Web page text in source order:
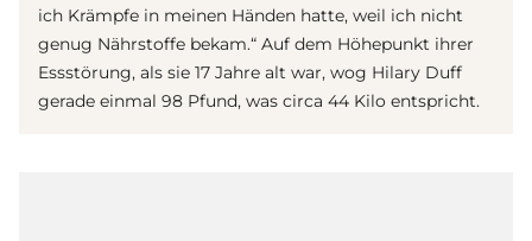
ich Krämpfe in meinen Händen hatte, weil ich nicht
genug Nährstoffe bekam.“ Auf dem Höhepunkt ihrer
Essstörung, als sie 17 Jahre alt war, wog Hilary Duff
gerade einmal 98 Pfund, was circa 44 Kilo entspricht.